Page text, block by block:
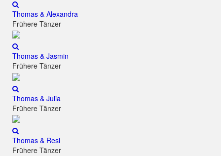
Thomas & Alexandra
Frühere Tänzer
Thomas & Jasmin
Frühere Tänzer
Thomas & Julia
Frühere Tänzer
Thomas & Resi
Frühere Tänzer